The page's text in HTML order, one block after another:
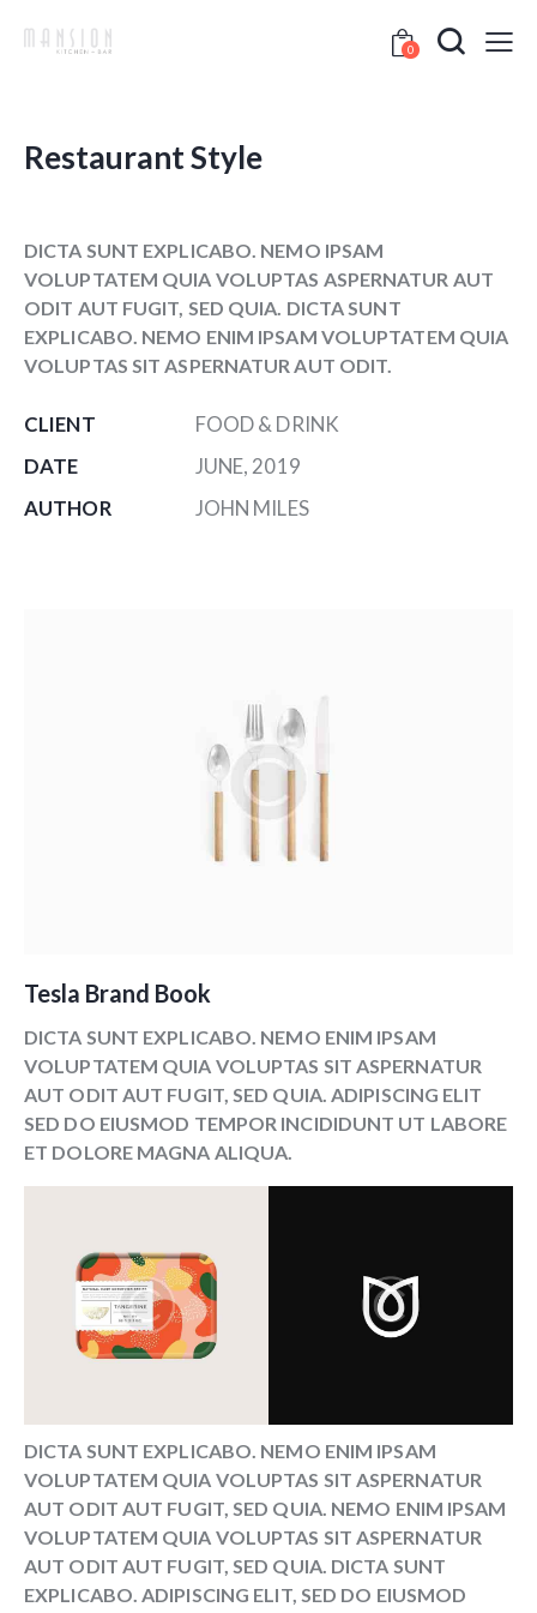
0
Restaurant Style
DICTA SUNT EXPLICABO. NEMO IPSAM
VOLUPTATEM QUIA VOLUPTAS ASPERNATUR AUT
ODIT AUT FUGIT, SED QUIA. DICTA SUNT
EXPLICABO. NEMO ENIM IPSAM VOLUPTATEM QUIA
VOLUPTAS SIT ASPERNATUR AUT ODIT.
CLIENT
FOOD & DRINK
DATE
JUNE, 2019
AUTHOR
JOHN MILES
Tesla Brand Book
DICTA SUNT EXPLICABO. NEMO ENIM IPSAM
VOLUPTATEM QUIA VOLUPTAS SIT ASPERNATUR
AUT ODIT AUT FUGIT, SED QUIA. ADIPISCING ELIT
SED DO EIUSMOD TEMPOR INCIDIDUNT UT LABORE
ET DOLORE MAGNA ALIQUA.
DICTA SUNT EXPLICABO. NEMO ENIM IPSAM
VOLUPTATEM QUIA VOLUPTAS SIT ASPERNATUR
AUT ODIT AUT FUGIT, SED QUIA. NEMO ENIM IPSAM
VOLUPTATEM QUIA VOLUPTAS SIT ASPERNATUR
AUT ODIT AUT FUGIT, SED QUIA. DICTA SUNT
EXPLICABO. ADIPISCING ELIT, SED DO EIUSMOD